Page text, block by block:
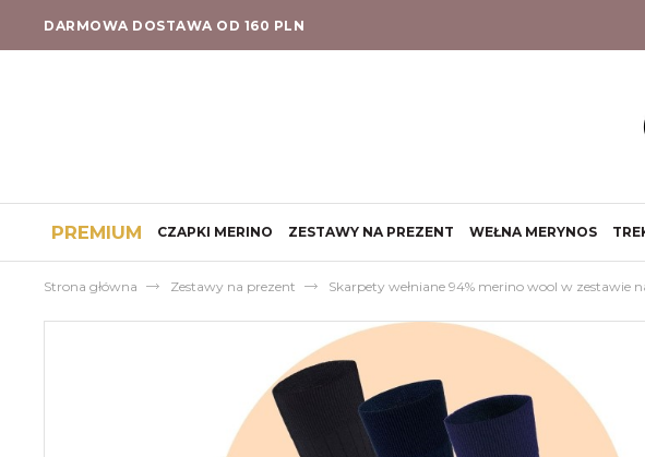
DARMOWA DOSTAWA OD 160 PLN
PREMIUM CZAPKI MERINO ZESTAWY NA PREZENT WEŁNA MERYNOS
Strona główna Zestawy na prezent Skarpety wełniane 94% merino wool w